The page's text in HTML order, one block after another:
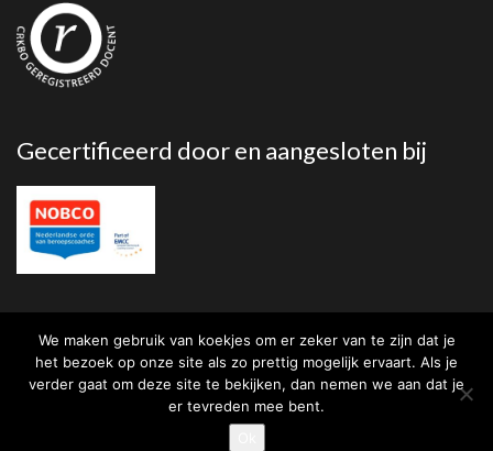
Gecertificeerd door en aangesloten bij
We maken gebruik van koekjes om er zeker van te zijn dat je
het bezoek op onze site als zo prettig mogelijk ervaart. Als je
verder gaat om deze site te bekijken, dan nemen we aan dat je
er tevreden mee bent.